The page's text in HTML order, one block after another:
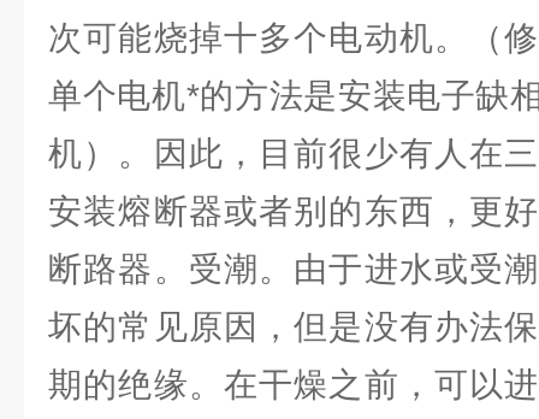
次可能烧掉十多个电动机。（
单个电机*的方法是安装电子缺
机）。因此，目前很少有人在
安装熔断器或者别的东西，更
断路器。受潮。由于进水或受
坏的常见原因，但是没有办法
期的绝缘。在干燥之前，可以